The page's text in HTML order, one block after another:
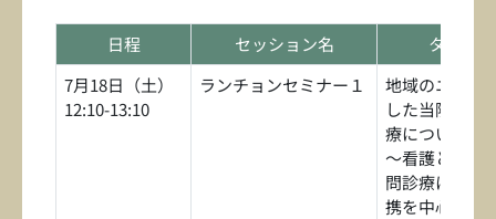
日程 セッション名
タイトル
7月18日（土）
12:10-13:10
ランチョンセミナー１
地域のニーズ
した当院の認
療について
～看護との協
問診療による
携を中心に～